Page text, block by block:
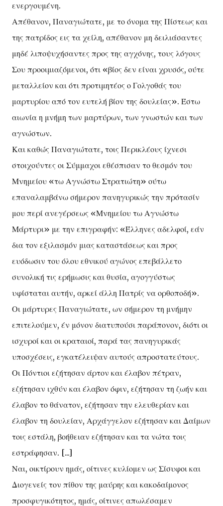
ενεργουμένη.
Απέθανον, Παναγιώτατε, με το όνομα της Πίστεως και
της πατρίδος εις τα χείλη, απέθανον μη δειλιάσαντες
μηδέ λιποψυχήσαντες προς της αγχόνης, τους λόγους
Σου προοιμιαζόμενοι, ότι «βίος δεν είναι χρυσός, ούτε
μεταλλείον και ότι προτιμητέος ο Γολγοθάς του
μαρτυρίου από τον ευτελή βίον της δουλείας». Έστω
αιωνία η μνήμη των μαρτύρων, των γνωστών και των
αγνώστων.
Και καθώς Παναγιώτατε, τοις Περικλέους ίχνεσι
στοιχούντες οι Σύμμαχοι εθέσπισαν το θεσμόν του
Μνημείου «τω Αγνώστω Στρατιώτη» ούτω
επαναλαμβάνω σήμερον πανηγυρικώς την πρότασίν
μου περί ανεγέρσεως «Μνημείου τω Αγνώστω
Μάρτυρι» με την επιγραφήν: «Έλληνες αδελφοί, εάν
δια τον εξιλασμόν μιας καταστάσεως και προς
ευόδωσιν του όλου εθνικού αγώνος επεβάλλετο
συνολική τις ερήμωσις και θυσία, αγογγύστως
υφίσταται αυτήν, αρκεί άλλη Πατρίς να ορθοποδή».
Οι μάρτυρες Παναγιώτατε, ων σήμερον τη μνήμην
επιτελούμεν, έν μόνον διατυπούσι παράπονον, διότι οι
ισχυροί και οι κραταιοί, παρά τας πανηγυρικάς
υποσχέσεις, εγκατέλειψαν αυτούς απροστατεύτους.
Οι Πόντιοι εζήτησαν άρτον και έλαβον πέτραν,
εζήτησαν ιχθύν και έλαβον όφιν, εζήτησαν τη ζωήν και
έλαβον το θάνατον, εζήτησαν την ελευθερίαν και
έλαβον τη δουλείαν, Αρχάγγελον εζήτησαν και Δαίμων
τοις εστάλη, βοήθειαν εζήτησαν και τα νώτα τοις
εστράφησαν. [...]
Ναι, οικτίρουν ημάς, οίτινες κυλίομεν ως Σίσυφοι και
Διογενείς τον πίθον της μαύρης και κακοδαίμονος
προσφυγικότητος, ημάς, οίτινες απωλέσαμεν